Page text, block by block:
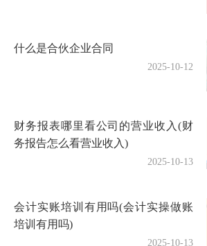
什么是合伙企业合同
2025-10-12
财务报表哪里看公司的营业收入(财
务报告怎么看营业收入)
2025-10-13
会计实账培训有用吗(会计实操做账
培训有用吗)
2025-10-13